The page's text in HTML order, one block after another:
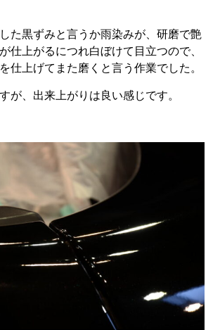
た黒ずみと言うか雨染みが、研磨で艶
仕上がるにつれ白ぼけて目立つので、
仕上げてまた磨くと言う作業でした。
が、出来上がりは良い感じです。